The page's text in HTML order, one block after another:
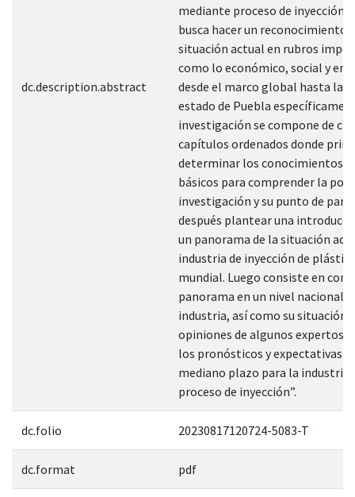
dc.description.abstract
mediante proceso de inyección,
busca hacer un reconocimiento
situación actual en rubros
como lo económico, social y
desde el marco global hasta la
estado de Puebla
investigación se compone de
capítulos ordenados donde
determinar los conocimientos
básicos para comprender la
investigación y su punto de
después plantear una
un panorama de la situación
industria de inyección de
mundial. Luego consiste en
panorama en un nivel nacional
industria, así como su situación
opiniones de algunos expertos
los pronósticos y expectativas
mediano plazo para la industria
proceso de inyección”.
dc.folio 20230817120724-5083-T
dc.format pdf